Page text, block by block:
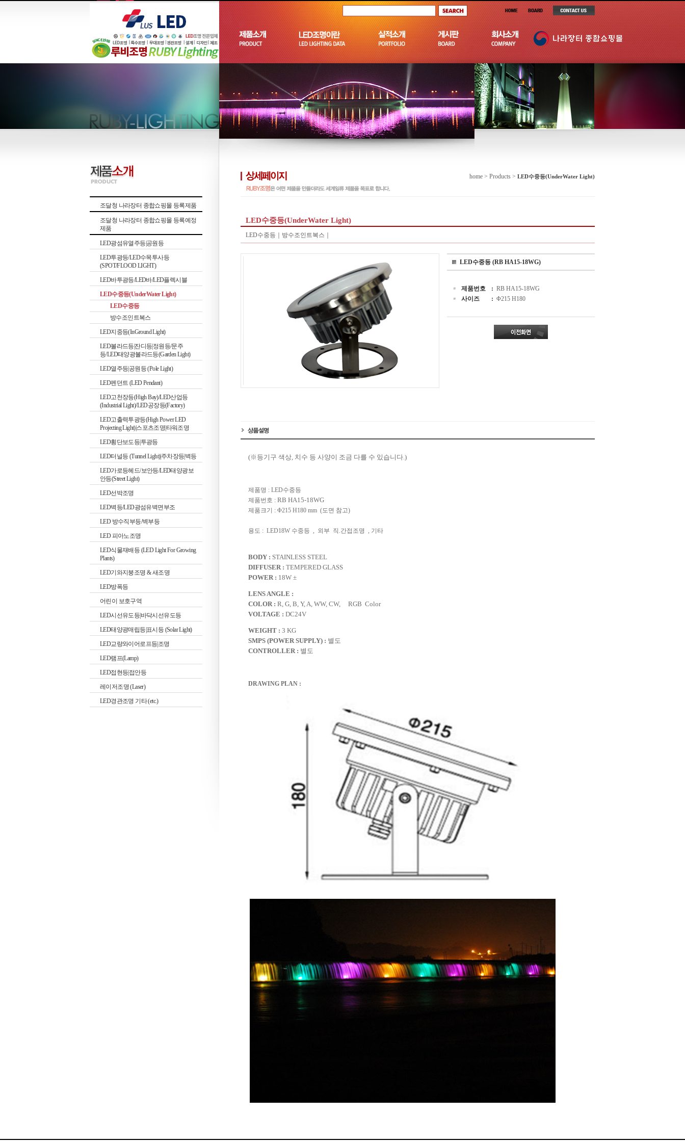
조달청 나라장터 종합쇼핑몰 등록제품
조달청 나라장터 종합쇼핑몰 등록예정
제품
LED광섬유열주등|공원등
LED투광등/LED수목투사등
(SPOT/FLOOD LIGHT)
LED바투광등/LED바/LED플렉시블
LED수중등(UnderWater Light)
LED수중등
방수조인트복스
LED지중등(InGround Light)
LED볼라드등|잔디등|정원등/문주
등/LED태양광볼라드등(Garden Light)
LED열주등|공원등 (Pole Light)
LED펜던트 (LED Pendant)
LED고천장등(High Bay)/LED산업등
(Industrial Light)/LED공장등(Factory)
LED고출력투광등(High Power LED
Projecting Light)|스포츠조명|타워조명
LED횡단보도등|투광등
LED터널등 (Tunnel Light)|주차장등|벽등
LED가로등헤드/보안등/LED태양광보
안등(Street Light)
LED선박조명
LED벽등/LED광섬유벽면부조
LED 방수직부등/벽부등
LED 피아노조명
LED식물재배등 (LED Light For Growing
Plants)
LED기와지붕조명 & 새조명
LED방폭등
어린이 보호구역
LED시선유도등|바닥시선유도등
LED태양광매립등|표시등 (Solar Light)
LED교량와이어로프등|조명
LED램프(Lamp)
LED접현등|접안등
레이저조명 (Laser)
LED경관조명 기타 (etc.)
home > Products > LED수중등(UnderWater Light)
LED수중등(UnderWater Light)
LED수중등｜ 방수조인트복스｜
LED수중등 (RB HA15-18WG)
제품번호 : RB HA15-18WG
사이즈
: Φ215 H180
(※등기구 색상, 치수 등 사양이 조금 다를 수 있습니다.)
제품명 : LED수중등
제품번호 : RB HA15-18WG
제품크기 : Φ215 H180 mm (도면 참고)
용도 : LED18W 수중등 , 외부 직.간접조명 , 기타
BODY : STAINLESS STEEL
DIFFUSER : TEMPERED GLASS
POWER : 18W ±
LENS ANGLE :
COLOR : R, G, B, Y, A, WW, CW, RGB Color
VOLTAGE : DC24V
WEIGHT : 3 KG
SMPS (POWER SUPPLY) : 별도
CONTROLLER : 별도
DRAWING PLAN :